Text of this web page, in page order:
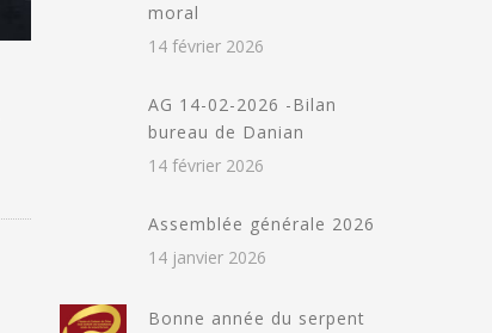
moral
14 février 2026
AG 14-02-2026 -Bilan
bureau de Danian
14 février 2026
Assemblée générale 2026
14 janvier 2026
Bonne année du serpent